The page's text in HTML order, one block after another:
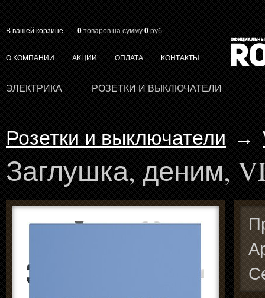
В вашей корзине — 0 товаров на сумму 0 руб.
О КОМПАНИИ АКЦИИ ОПЛАТА КОНТАКТЫ
ЭЛЕКТРИКА РОЗЕТКИ И ВЫКЛЮЧАТЕЛИ
Розетки и выключатели →
Заглушка, деним,